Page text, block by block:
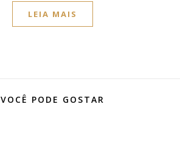
LEIA MAIS
VOCÊ PODE GOSTAR